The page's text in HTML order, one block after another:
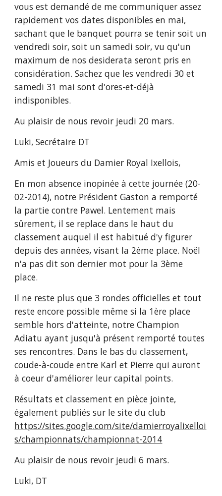
vous est demandé de me communiquer assez
rapidement vos dates disponibles en mai,
sachant que le banquet pourra se tenir soit un
vendredi soir, soit un samedi soir, vu qu'un
maximum de nos desiderata seront pris en
considération. Sachez que les vendredi 30 et
samedi 31 mai sont d'ores-et-déjà
indisponibles.
Au plaisir de nous revoir jeudi 20 mars.
Luki, Secrétaire DT
Amis et Joueurs du Damier Royal Ixellois,
En mon absence inopinée à cette journée (20-
02-2014), notre Président Gaston a remporté
la partie contre Pawel. Lentement mais
sûrement, il se replace dans le haut du
classement auquel il est habitué d'y figurer
depuis des années, visant la 2ème place. Noël
n'a pas dit son dernier mot pour la 3ème
place.
Il ne reste plus que 3 rondes officielles et tout
reste encore possible même si la 1ère place
semble hors d'atteinte, notre Champion
Adiatu ayant jusqu'à présent remporté toutes
ses rencontres. Dans le bas du classement,
coude-à-coude entre Karl et Pierre qui auront
à coeur d'améliorer leur capital points.
Résultats et classement en pièce jointe,
https://sites.google.com/site/damierroyalixelloi
s/championnats/championnat-2014
Au plaisir de nous revoir jeudi 6 mars.
Luki, DT